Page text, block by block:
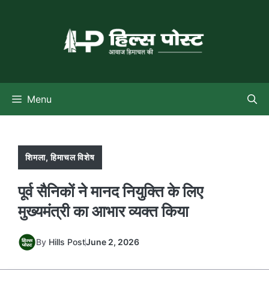
Menu
शिमला,हिमाचल विशेष
पूर्व सैनिकों ने मानद नियुक्ति के लिए
मुख्यमंत्री का आभार व्यक्त किया
By Hills PostJune 2, 2026